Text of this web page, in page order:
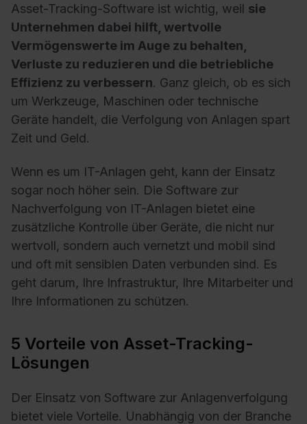
Asset-Tracking-Software ist wichtig, weil sie
Unternehmen dabei hilft, wertvolle
Vermögenswerte im Auge zu behalten,
Verluste zu reduzieren und die betriebliche
Effizienz zu verbessern. Ganz gleich, ob es sich
um Werkzeuge, Maschinen oder technische
Geräte handelt, die Verfolgung von Anlagen spart
Zeit und Geld.
Wenn es um IT-Anlagen geht, kann der Einsatz
sogar noch höher sein. Die Software zur
Nachverfolgung von IT-Anlagen bietet eine
zusätzliche Kontrolle über Geräte, die nicht nur
wertvoll, sondern auch vernetzt und mobil sind
und oft mit sensiblen Daten verbunden sind. Es
geht darum, Ihre Infrastruktur, Ihre Mitarbeiter und
Ihre Informationen zu schützen.
5 Vorteile von Asset-Tracking-
Lösungen
Der Einsatz von Software zur Anlagenverfolgung
bietet viele Vorteile. Unabhängig von der Branche